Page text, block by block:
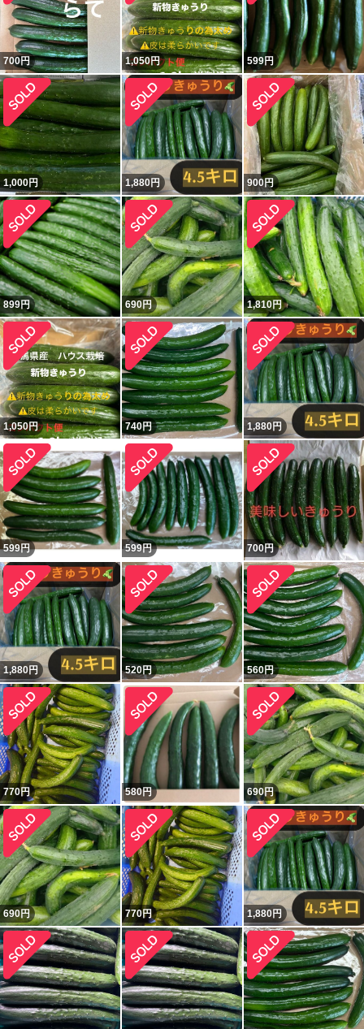
700円 1,050円 599円
1,000円 1,880円 900円
899円 690円 1,810円
1,050円 740円 1,880円
599円 599円 700円
1,880円 520円 560円
770円 580円 690円
690円 770円 1,880円